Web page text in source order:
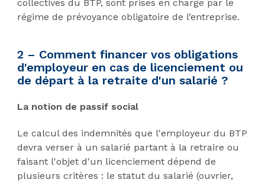
collectives du BTP, sont prises en charge par le
régime de prévoyance obligatoire de l’entreprise.
2 – Comment financer vos obligations
d'employeur en cas de licenciement ou
de départ à la retraite d'un salarié ?
La notion de passif social
Le calcul des indemnités que l'employeur du BTP
devra verser à un salarié partant à la retraire ou
faisant l'objet d'un licenciement dépend de
plusieurs critères : le statut du salarié (ouvrier,